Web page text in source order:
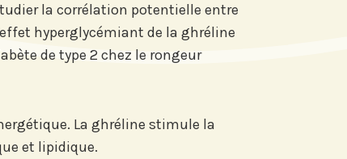
la corrélation potentielle entre
hyperglycémiant de la ghréline
de type 2 chez le rongeur
La ghréline stimule la
et lipidique.